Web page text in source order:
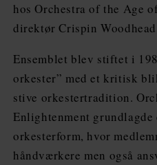
hos Orchestra of the Age
direktør Crispin
Ensemblet blev stiftet i
orkester” med et kritisk
stive orkestertradition.
Enlightenment
orkesterform, hvor
håndværkere men også